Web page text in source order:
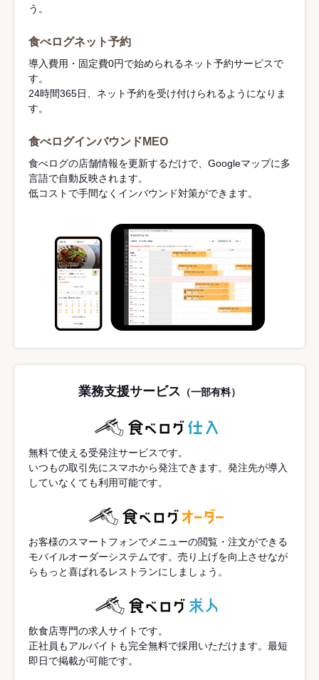
う。
食べログネット予約
導入費用・固定費0円で始められるネット予約サービスで
す。
24時間365日、ネット予約を受け付けられるようになりま
す。
食べログインバウンドMEO
食べログの店舗情報を更新するだけで、Googleマップに多
言語で自動反映されます。
低コストで手間なくインバウンド対策ができます。
業務支援サービス （一部有料）
無料で使える受発注サービスです。
いつもの取引先にスマホから発注できます。発注先が導入
していなくても利用可能です。
お客様のスマートフォンでメニューの閲覧・注文ができる
モバイルオーダーシステムです。売り上げを向上させなが
らもっと喜ばれるレストランにしましょう。
飲食店専門の求人サイトです。
正社員もアルバイトも完全無料で採用いただけます。最短
即日で掲載が可能です。